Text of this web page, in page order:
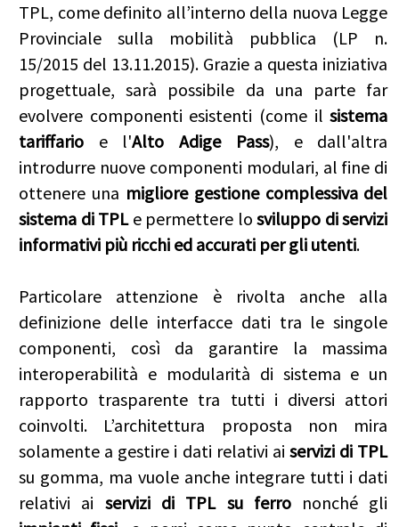
TPL, come definito all’interno della nuova Legge
Provinciale sulla mobilità pubblica (LP n.
15/2015 del 13.11.2015). Grazie a questa iniziativa
progettuale, sarà possibile da una parte far
evolvere componenti esistenti (come ilsistema
tariffario e l'Alto Adige Pass), e dall'altra
introdurre nuove componenti modulari, al fine di
ottenere una migliore gestione complessiva del
sistema di TPLe permettere losviluppo di servizi
informativi più ricchi ed accurati per gli utenti.
Particolare attenzione è rivolta anche alla
definizione delle interfacce dati tra le singole
componenti, così da garantire la massima
interoperabilità e modularità di sistema e un
rapporto trasparente tra tutti i diversi attori
coinvolti. L’architettura proposta non mira
solamente a gestire i dati relativi aiservizi di TPL
su gomma, ma vuole anche integrare tutti i dati
relativi ai servizi di TPL su ferrononché gli